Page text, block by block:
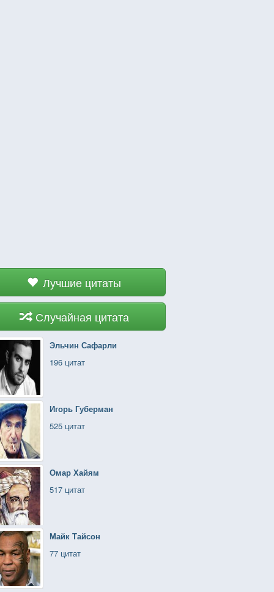
Лучшие цитаты
Случайная цитата
Эльчин Сафарли
196 цитат
Игорь Губерман
525 цитат
Омар Хайям
517 цитат
Майк Тайсон
77 цитат